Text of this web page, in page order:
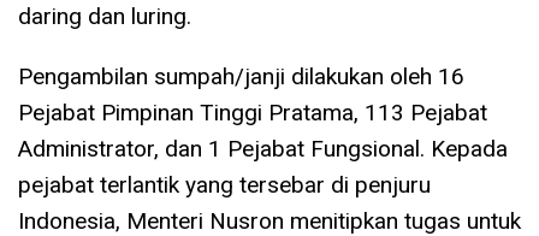
daring dan luring.
Pengambilan sumpah/janji dilakukan oleh 16
Pejabat Pimpinan Tinggi Pratama, 113 Pejabat
Administrator, dan 1 Pejabat Fungsional. Kepada
pejabat terlantik yang tersebar di penjuru
Indonesia, Menteri Nusron menitipkan tugas untuk